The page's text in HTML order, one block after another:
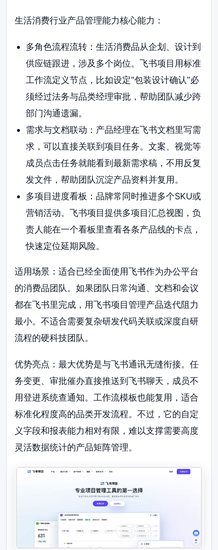
生活消费行业产品管理能力核心能力：
多角色流程流转：生活消费品从企划、设计到
供应链跟进，涉及多个岗位。飞书项目用标准
工作流定义节点，比如设定“包装设计确认”必
须经过法务与品类经理审批，帮助团队减少跨
部门沟通遗漏。
需求与文档联动：产品经理在飞书文档里写需
求，可以直接关联到项目任务。文案、视觉等
成员点击任务就能看到最新需求稿，不用反复
发文件，帮助团队沉淀产品资料并复用。
多项目进度看板：品牌常同时推进多个SKU或
营销活动。飞书项目提供多项目汇总视图，负
责人能在一个看板里查看各条产品线的卡点，
快速定位延期风险。
适用场景：适合已经全面使用飞书作为办公平台
的消费品团队。如果团队日常沟通、文档和会议
都在飞书里完成，用飞书项目管理产品迭代阻力
最小。不适合需要复杂研发代码关联或深度自研
流程的硬科技团队。
优势亮点：最大优势是与飞书通讯无缝衔接。任
务变更、审批催办直接推送到飞书聊天，成员不
用登进系统查通知。工作流模板也能复用，适合
标准化程度高的品类开发流程。不过，它的自定
义字段和报表能力相对有限，难以支撑需要高度
灵活数据统计的产品矩阵管理。